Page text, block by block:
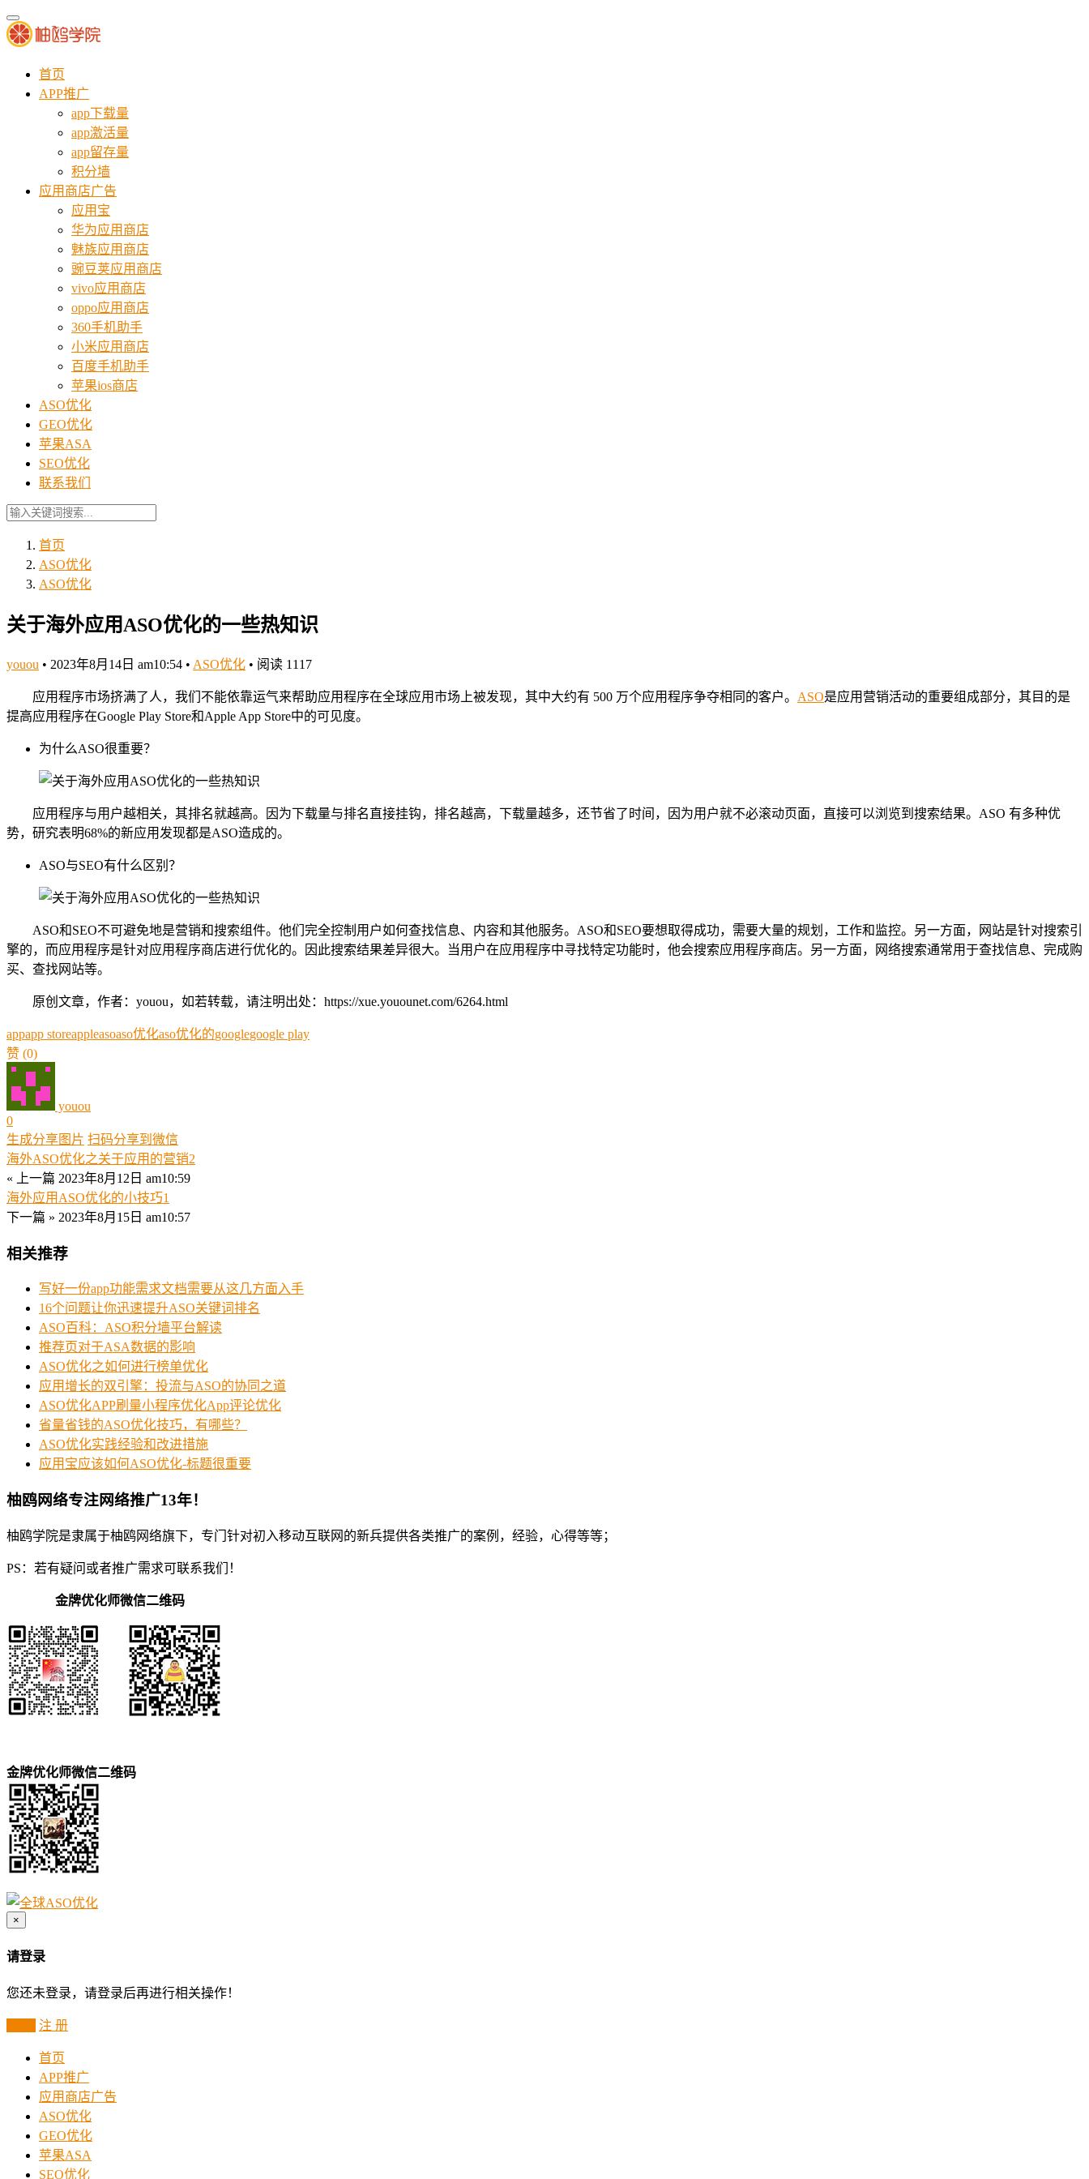
首页
APP推广
app下载量
app激活量
app留存量
积分墙
应用商店广告
应用宝
华为应用商店
魅族应用商店
豌豆荚应用商店
vivo应用商店
oppo应用商店
360手机助手
小米应用商店
百度手机助手
苹果ios商店
ASO优化
GEO优化
苹果ASA
SEO优化
联系我们
首页
ASO优化
ASO优化
关于海外应用ASO优化的一些热知识
youou • 2023年8月14日 am10:54 • ASO优化 • 阅读 1117
应用程序市场挤满了人，我们不能依靠运气来帮助应用程序在全球应用市场上被发现，其中大约有 500 万个应用程序争夺相同的客户。 ASO是应用营销活动的重要组成部分，其目的是
提高应用程序在Google Play Store和Apple App Store中的可见度。
为什么ASO很重要？
应用程序与用户越相关，其排名就越高。因为下载量与排名直接挂钩，排名越高，下载量越多，还节省了时间，因为用户就不必滚动页面，直接可以浏览到搜索结果。ASO 有多种优
势，研究表明68%的新应用发现都是ASO造成的。
ASO与SEO有什么区别？
ASO和SEO不可避免地是营销和搜索组件。他们完全控制用户如何查找信息、内容和其他服务。ASO和SEO要想取得成功，需要大量的规划，工作和监控。另一方面，网站是针对搜索引
擎的，而应用程序是针对应用程序商店进行优化的。因此搜索结果差异很大。当用户在应用程序中寻找特定功能时，他会搜索应用程序商店。另一方面，网络搜索通常用于查找信息、完成购
买、查找网站等。
原创文章，作者：youou，如若转载，请注明出处：https://xue.youounet.com/6264.html
appapp storeappleasoaso优化aso优化的googlegoogle play
赞 (0)
youou
0
生成分享图片 扫码分享到微信
海外ASO优化之关于应用的营销2
« 上一篇 2023年8月12日 am10:59
海外应用ASO优化的小技巧1
下一篇 » 2023年8月15日 am10:57
相关推荐
写好一份app功能需求文档需要从这几方面入手
16个问题让你迅速提升ASO关键词排名
ASO百科：ASO积分墙平台解读
推荐页对于ASA数据的影响
ASO优化之如何进行榜单优化
应用增长的双引擎：投流与ASO的协同之道
ASO优化APP刷量小程序优化App评论优化
省量省钱的ASO优化技巧，有哪些？
ASO优化实践经验和改进措施
应用宝应该如何ASO优化-标题很重要
柚鸥网络专注网络推广13年！
柚鸥学院是隶属于柚鸥网络旗下，专门针对初入移动互联网的新兵提供各类推广的案例，经验，心得等等；
PS：若有疑问或者推广需求可联系我们！
金牌优化师微信二维码
金牌优化师微信二维码
×
请登录
您还未登录，请登录后再进行相关操作！
注 册
首页
APP推广
应用商店广告
ASO优化
GEO优化
苹果ASA
SEO优化